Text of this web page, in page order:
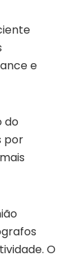
e
do
por
O